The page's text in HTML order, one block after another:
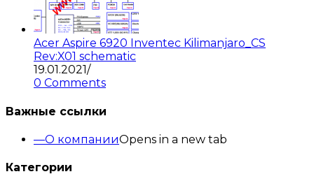
Acer Aspire 6920 Inventec Kilimanjaro_CS
Rev:X01 schematic
19.01.2021/
0 Comments
Важные ссылки
О компанииOpens in a new tab
Категории